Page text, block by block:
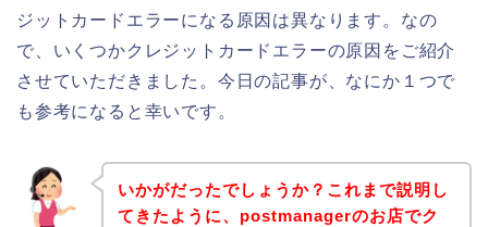
ジットカードエラーになる原因は異なります。なの
で、いくつかクレジットカードエラーの原因をご紹介
させていただきました。今日の記事が、なにか１つで
も参考になると幸いです。
いかがだったでしょうか？これまで説明し
てきたように、postmanagerのお店でク